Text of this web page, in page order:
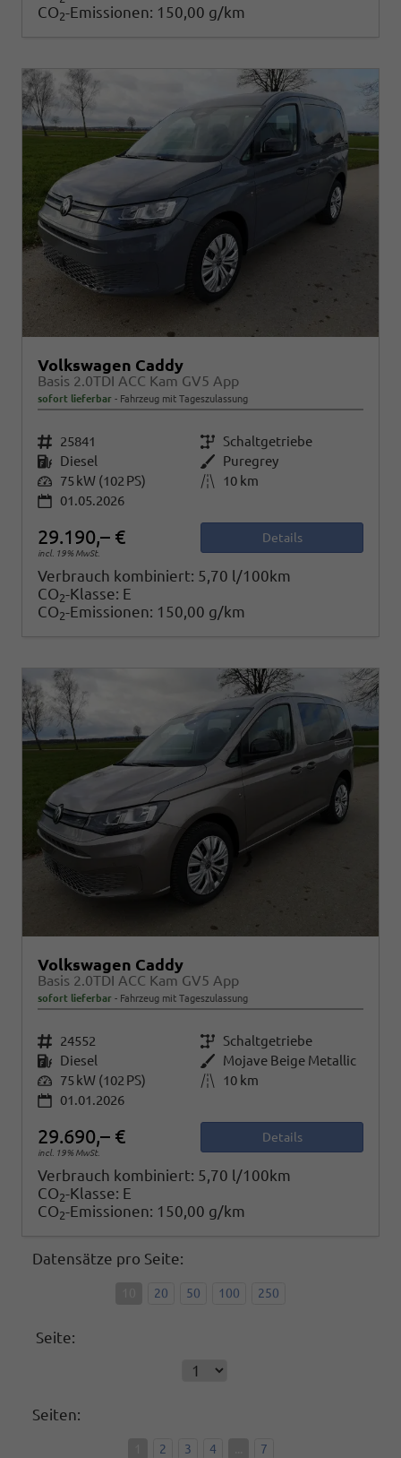
CO2-Emissionen: 150,00 g/km
Volkswagen Caddy
Basis 2.0TDI ACC Kam GV5 App
sofort lieferbar Fahrzeug mit Tageszulassung
Fahrzeugnr. 25841 Getriebe Schaltgetriebe
Kraftstoff Diesel Außenfarbe Puregrey
Leistung 75 kW (102 PS) Kilometerstand
10 km
01.05.2026
29.190,– €
incl. 19% MwSt.
Details
Verbrauch kombiniert: 5,70 l/100km
CO2-Klasse: E
CO2-Emissionen: 150,00 g/km
Volkswagen Caddy
Basis 2.0TDI ACC Kam GV5 App
sofort lieferbar Fahrzeug mit Tageszulassung
Fahrzeugnr. 24552 Getriebe Schaltgetriebe
Kraftstoff Diesel Außenfarbe Mojave Beige Metallic
Leistung 75 kW (102 PS) Kilometerstand
10 km
01.01.2026
29.690,– €
incl. 19% MwSt.
Details
Verbrauch kombiniert: 5,70 l/100km
CO2-Klasse: E
CO2-Emissionen: 150,00 g/km
Datensätze pro Seite:
20 50 100 250
Seite:
Seiten:
2 3 4 7